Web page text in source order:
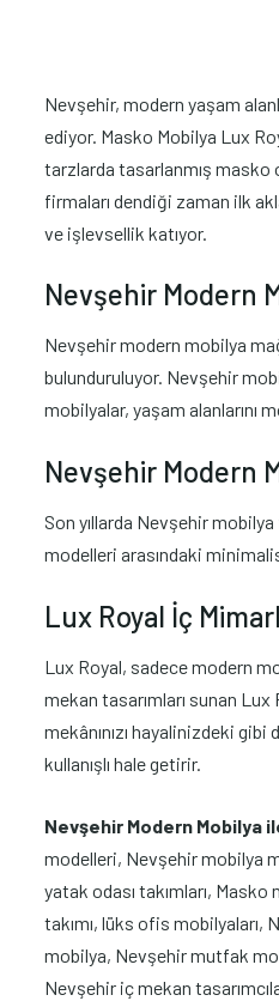
Nevşehir, modern yaşam
ediyor. Masko Mobilya Lux
tarzlarda tasarlanmış masko
firmaları dendiği zaman ilk
ve işlevsellik katıyor.
Nevşehir Modern
Nevşehir modern mobilya
bulunduruluyor. Nevşehir
mobilyalar, yaşam alanlarını
Nevşehir Modern
Son yıllarda Nevşehir
modelleri arasındaki
Lux Royal İç
Lux Royal, sadece modern
mekan tasarımları sunan
mekânınızı hayalinizdeki
kullanışlı hale getirir.
Nevşehir Modern Mobilya
modelleri, Nevşehir mobilya
yatak odası takımları,
takımı, lüks ofis
mobilya, Nevşehir mutfak
Nevşehir iç mekan